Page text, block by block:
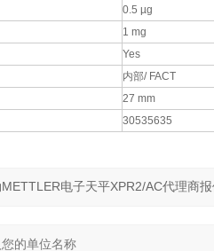
0.5 µg
1 mg
Yes
内部/ FACT
27 mm
30535635